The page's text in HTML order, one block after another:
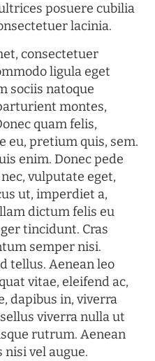
posuere cubilia
lacinia.
consectetuer
ligula eget
sociis natoque
montes,
quam felis,
eu, pretium quis, sem.
enim. Donec pede
vulputate eget,
ut, imperdiet a,
dictum felis eu
tincidunt. Cras
semper nisi.
tellus. Aenean leo
vitae, eleifend ac,
dapibus in, viverra
viverra nulla ut
rutrum. Aenean
vel augue.